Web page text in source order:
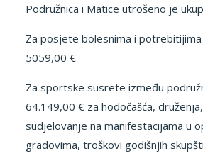
Podružnica i Matice utrošeno je
Za posjete bolesnima i
5059,00 €
Za sportske susrete između
64.149,00 € za hodočašća,
sudjelovanje na manifestacijama u
gradovima, troškovi godišnjih